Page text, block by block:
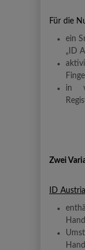
Für die
ein
„ID
in
Zwei
ID